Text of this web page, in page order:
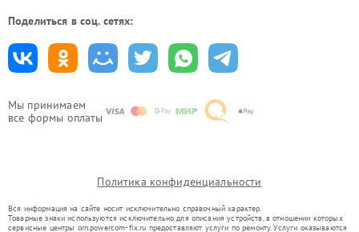
Мы принимаем
все формы оплаты
Поделиться в соц. сетях:
Политика конфиденциальности
Вся информация на сайте носит исключительно справочный характер.
Товарные знаки используются исключительно для описания устройств, в отношении которых
сервисные центры orn.powercom-fix.ru предоставляют услуги по ремонту. Услуги оказываются